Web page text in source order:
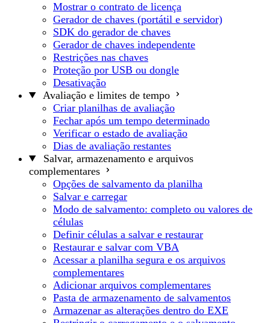
Mostrar o contrato de licença
Gerador de chaves (portátil e servidor)
SDK do gerador de chaves
Gerador de chaves independente
Restrições nas chaves
Proteção por USB ou dongle
Desativação
Avaliação e limites de tempo
Criar planilhas de avaliação
Fechar após um tempo determinado
Verificar o estado de avaliação
Dias de avaliação restantes
Salvar, armazenamento e arquivos
complementares
Opções de salvamento da planilha
Salvar e carregar
Modo de salvamento: completo ou valores de
células
Definir células a salvar e restaurar
Restaurar e salvar com VBA
Acessar a planilha segura e os arquivos
complementares
Adicionar arquivos complementares
Pasta de armazenamento de salvamentos
Armazenar as alterações dentro do EXE